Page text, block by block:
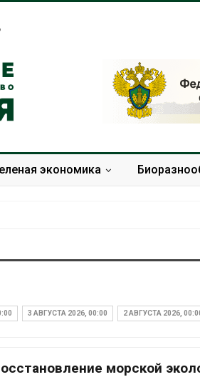
экономика
3 АВГУСТА 2026, 00:00 2 АВГУСТА 2026,
морской
последствия разлива
химикатов после пожара
Изменение климата